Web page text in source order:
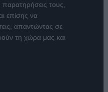
παρατηρήσεις τους,
επίσης να
απαντώντας σε
τη χώρα μας και